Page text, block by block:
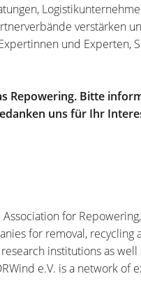
verstärken
und Experten,
Repowering. Bitte
uns für Ihr
for
for removal, recycling
institutions as well
e.V. is a network of